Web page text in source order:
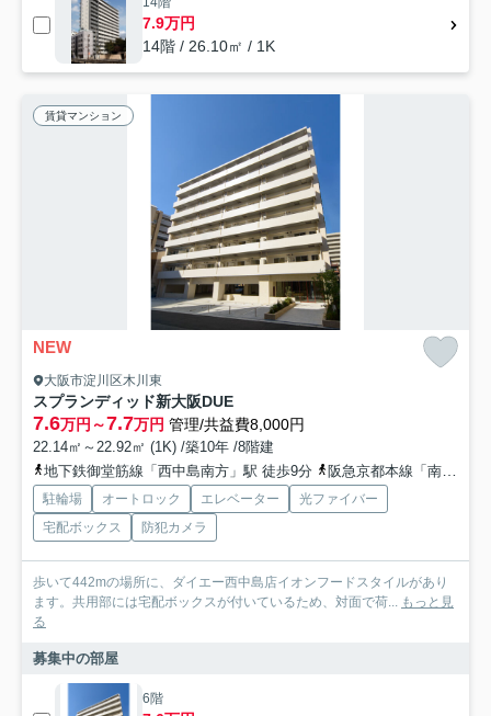
7.9万円
14階 / 26.10㎡ / 1K
賃貸マンション
NEW
大阪市淀川区木川東
スプランディッド新大阪DUE
7.6万円～7.7万円 管理/共益費8,000円
22.14㎡～22.92㎡ (1K) /築10年 /8階建
地下鉄御堂筋線「西中島南方」駅 徒歩9分
阪急京都本線「南方」駅 徒歩9分
駐輪場 オートロック エレベーター
光ファイバー
宅配ボックス
防犯カメラ
歩いて442mの場所に、ダイエー西中島店イオンフードスタイルがあり
ます。共用部には宅配ボックスが付いているため、対面で荷... もっと見
る
募集中の部屋
6階